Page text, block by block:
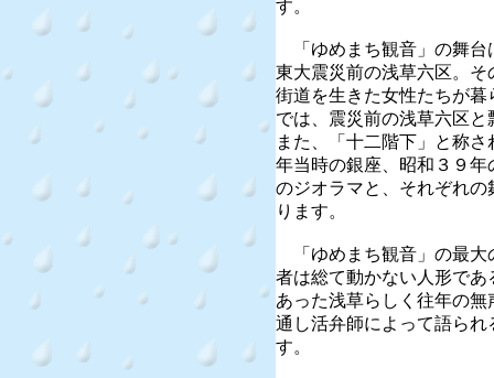
す。
「ゆめまち観音」の舞台
東大震災前の浅草六区。
街道を生きた女性たちが
では、震災前の浅草六区
また、「十二階下」と称
年当時の銀座、昭和３９
のジオラマと、それぞれ
ります。
「ゆめまち観音」の最大
者は総て動かない人形で
あった浅草らしく往年の
通し活弁師によって語ら
す。